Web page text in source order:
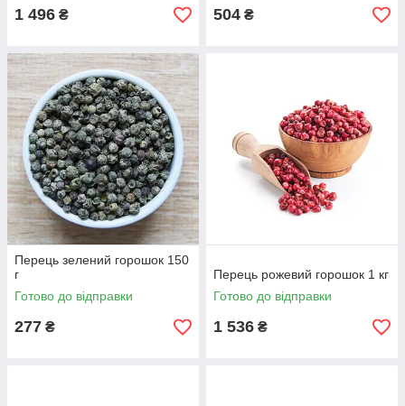
1 496 ₴ 504 ₴
Перець зелений горошок 150
г
Готово до відправки
277 ₴
Перець рожевий горошок 1 кг
Готово до відправки
1 536 ₴